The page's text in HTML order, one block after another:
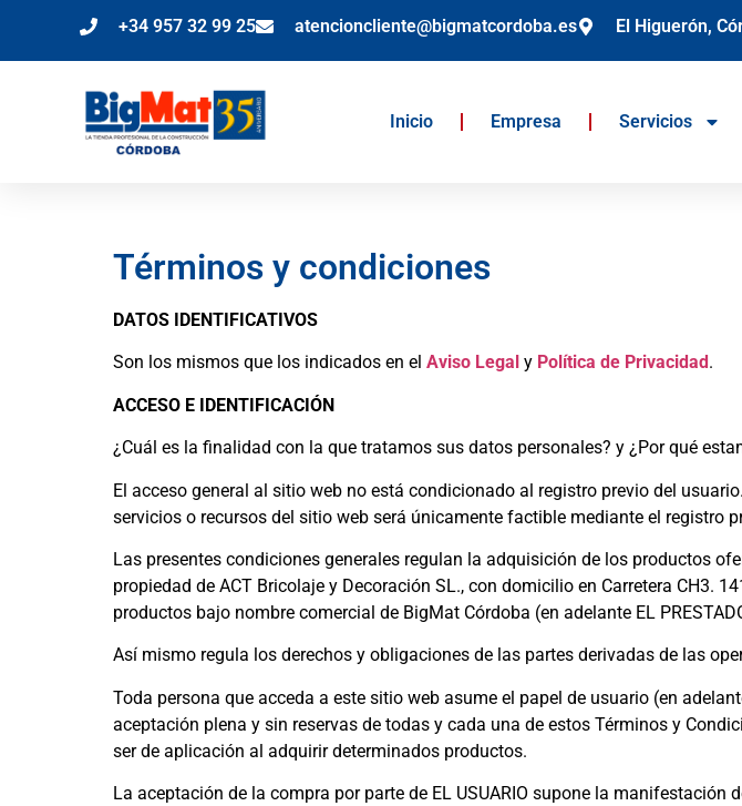
+34 957 32 99 25 atencioncliente@bigmatcordoba.es El Higuerón,
Inicio Empresa Servicios
Términos y condiciones
DATOS IDENTIFICATIVOS
Son los mismos que los indicados en el Aviso Legal y Política de Privacidad .
ACCESO E IDENTIFICACIÓN
¿Cuál es la finalidad con la que tratamos sus datos personales? y ¿Por qué
El acceso general al sitio web no está condicionado al registro previo del
servicios o recursos del sitio web será únicamente factible mediante el registro
Las presentes condiciones generales regulan la adquisición de los productos
propiedad de ACT Bricolaje y Decoración SL., con domicilio en Carretera CH3.
productos bajo nombre comercial de BigMat Córdoba (en adelante EL
Así mismo regula los derechos y obligaciones de las partes derivadas de las
Toda persona que acceda a este sitio web asume el papel de usuario (en
aceptación plena y sin reservas de todas y cada una de estos Términos y
ser de aplicación al adquirir determinados productos.
La aceptación de la compra por parte de EL USUARIO supone la